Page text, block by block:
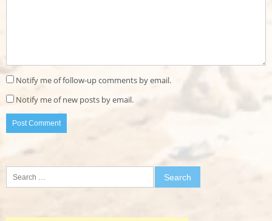
Notify me of follow-up comments by email.
Notify me of new posts by email.
for: